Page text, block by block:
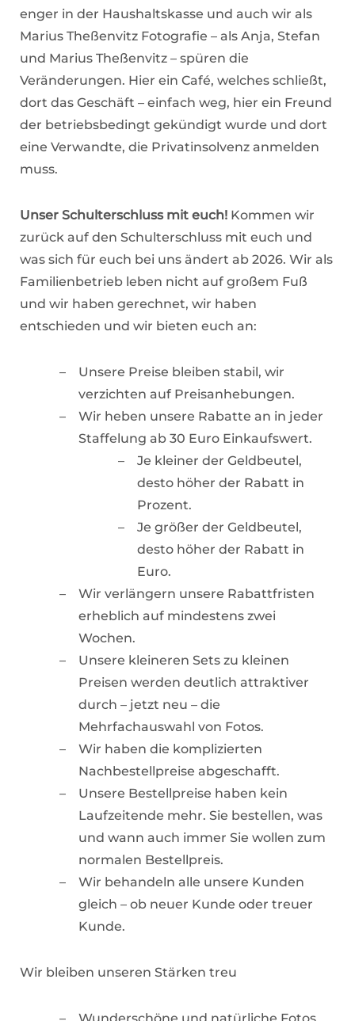
enger in der Haushaltskasse und auch wir als
Marius Theßenvitz Fotografie – als Anja, Stefan
und Marius Theßenvitz – spüren die
Veränderungen. Hier ein Café, welches schließt,
dort das Geschäft – einfach weg, hier ein Freund
der betriebsbedingt gekündigt wurde und dort
eine Verwandte, die Privatinsolvenz anmelden
muss.
Unser Schulterschluss mit euch! Kommen wir
zurück auf den Schulterschluss mit euch und
was sich für euch bei uns ändert ab 2026. Wir als
Familienbetrieb leben nicht auf großem Fuß
und wir haben gerechnet, wir haben
entschieden und wir bieten euch an:
Unsere Preise bleiben stabil, wir
verzichten auf Preisanhebungen.
Wir heben unsere Rabatte an in jeder
Staffelung ab 30 Euro Einkaufswert.
Je kleiner der Geldbeutel,
desto höher der Rabatt in
Prozent.
Je größer der Geldbeutel,
desto höher der Rabatt in
Euro.
Wir verlängern unsere Rabattfristen
erheblich auf mindestens zwei
Wochen.
Unsere kleineren Sets zu kleinen
Preisen werden deutlich attraktiver
durch – jetzt neu – die
Mehrfachauswahl von Fotos.
Wir haben die komplizierten
Nachbestellpreise abgeschafft.
Unsere Bestellpreise haben kein
Laufzeitende mehr. Sie bestellen, was
und wann auch immer Sie wollen zum
normalen Bestellpreis.
Wir behandeln alle unsere Kunden
gleich – ob neuer Kunde oder treuer
Kunde.
Wir bleiben unseren Stärken treu